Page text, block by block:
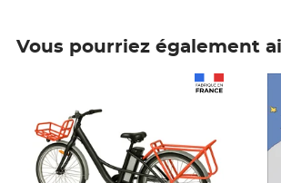
Vous pourriez également
Prix